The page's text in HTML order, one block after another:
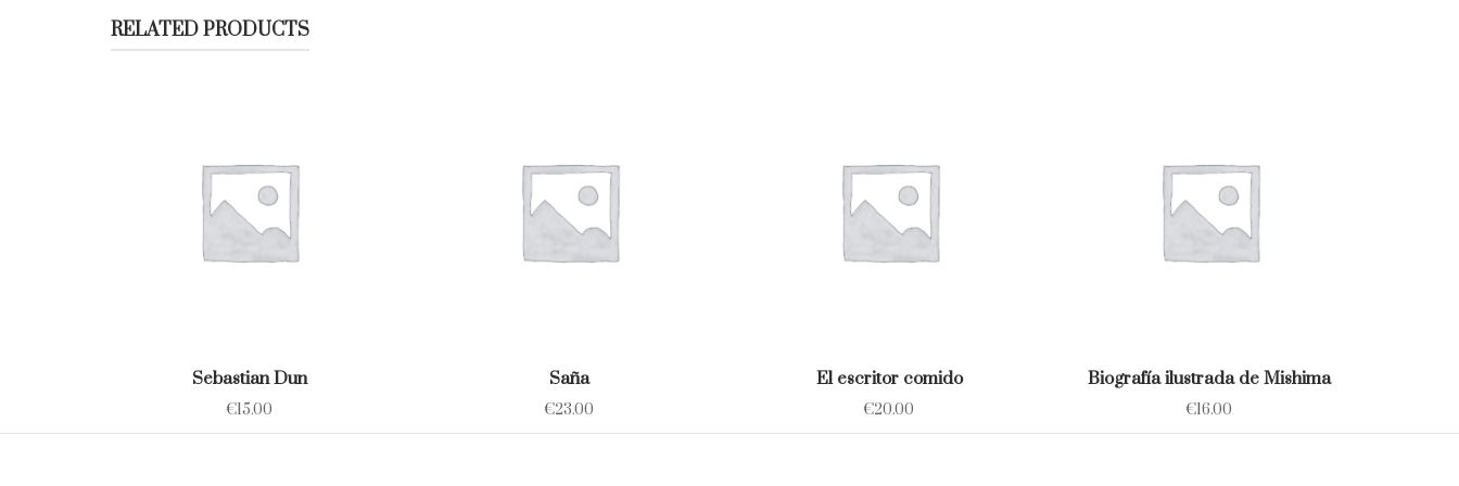
RELATED PRODUCTS
Sebastian Dun
€15.00
Saña
€23.00
El escritor comido
€20.00
Biografía ilustrada de Mishima
€16.00